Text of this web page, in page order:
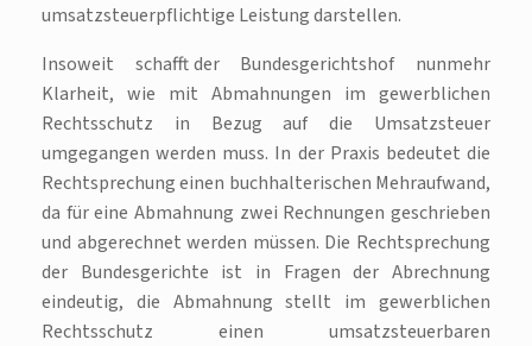
umsatzsteuerpflichtige Leistung darstellen.
Insoweit schafft der Bundesgerichtshof nunmehr
Klarheit, wie mit Abmahnungen im gewerblichen
Rechtsschutz in Bezug auf die Umsatzsteuer
umgegangen werden muss. In der Praxis bedeutet die
Rechtsprechung einen buchhalterischen Mehraufwand,
da für eine Abmahnung zwei Rechnungen geschrieben
und abgerechnet werden müssen. Die Rechtsprechung
der Bundesgerichte ist in Fragen der Abrechnung
eindeutig, die Abmahnung stellt im gewerblichen
Rechtsschutz einen umsatzsteuerbaren